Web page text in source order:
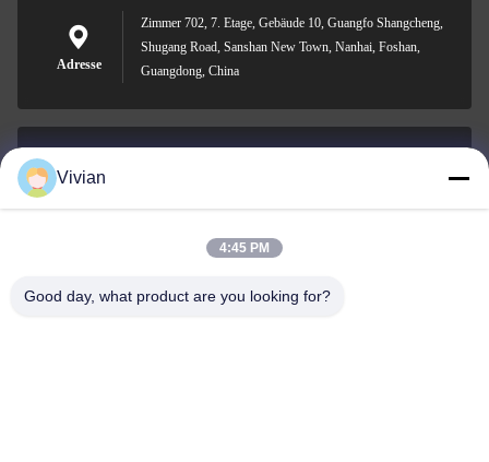
Adresse
Zimmer 702, 7. Etage, Gebäude 10, Guangfo Shangcheng,
Shugang Road, Sanshan New Town, Nanhai, Foshan,
Guangdong, China
0086-158-1879-0524
Vivian
4:45 PM
Good day, what product are you looking for?